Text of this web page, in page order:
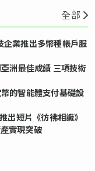
全部
業推出多幣種帳戶服
洲最佳成績 三項技術
的智能體支付基礎設
短片《彷彿相識》
實現突破